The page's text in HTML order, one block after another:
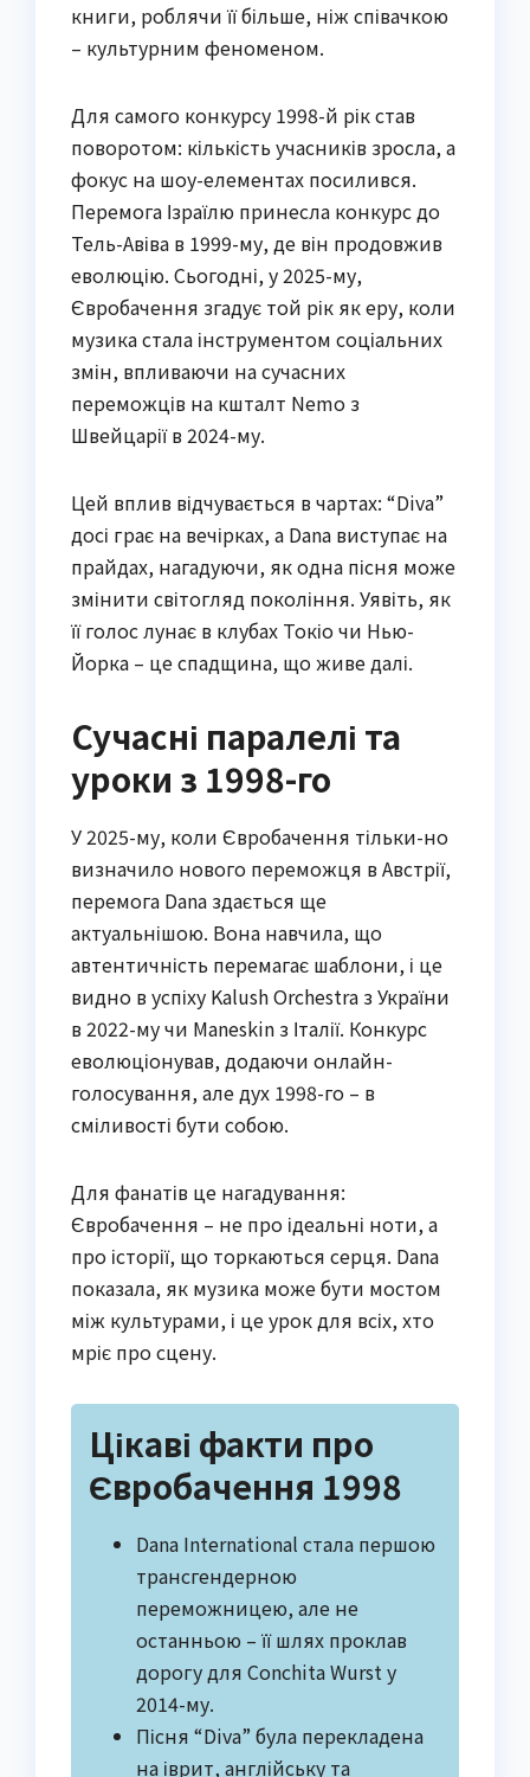
книги, роблячи її більше, ніж співачкою
– культурним феноменом.
Для самого конкурсу 1998-й рік став
поворотом: кількість учасників зросла, а
фокус на шоу-елементах посилився.
Перемога Ізраїлю принесла конкурс до
Тель-Авіва в 1999-му, де він продовжив
еволюцію. Сьогодні, у 2025-му,
Євробачення згадує той рік як еру, коли
музика стала інструментом соціальних
змін, впливаючи на сучасних
переможців на кшталт Nemo з
Швейцарії в 2024-му.
Цей вплив відчувається в чартах: “Diva”
досі грає на вечірках, а Dana виступає на
прайдах, нагадуючи, як одна пісня може
змінити світогляд покоління. Уявіть, як
її голос лунає в клубах Токіо чи Нью-
Йорка – це спадщина, що живе далі.
Сучасні паралелі та
уроки з 1998-го
У 2025-му, коли Євробачення тільки-но
визначило нового переможця в Австрії,
перемога Dana здається ще
актуальнішою. Вона навчила, що
автентичність перемагає шаблони, і це
видно в успіху Kalush Orchestra з України
в 2022-му чи Maneskin з Італії. Конкурс
еволюціонував, додаючи онлайн-
голосування, але дух 1998-го – в
сміливості бути собою.
Для фанатів це нагадування:
Євробачення – не про ідеальні ноти, а
про історії, що торкаються серця. Dana
показала, як музика може бути мостом
між культурами, і це урок для всіх, хто
мріє про сцену.
Цікаві факти про
Євробачення 1998
Dana International стала першою
трансгендерною
переможницею, але не
останньою – її шлях проклав
дорогу для Conchita Wurst у
2014-му.
Пісня “Diva” була перекладена
на іврит, англійську та